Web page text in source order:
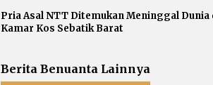
o
Pria Asal NTT Ditemukan Meninggal Dunia
Kamar Kos Sebatik Barat
Berita Benuanta Lainnya